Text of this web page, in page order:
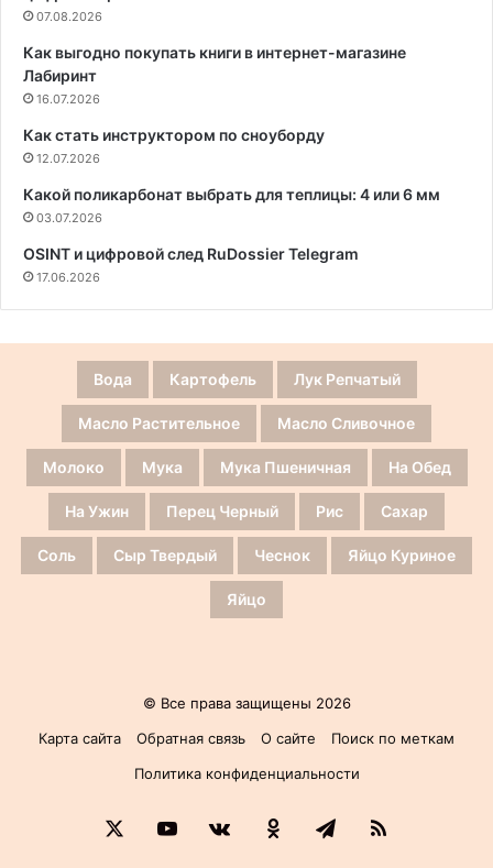
07.08.2026
Как выгодно покупать книги в интернет-магазине
Лабиринт
16.07.2026
Как стать инструктором по сноуборду
12.07.2026
Какой поликарбонат выбрать для теплицы: 4 или 6 мм
03.07.2026
OSINT и цифровой след RuDossier Telegram
17.06.2026
Вода Картофель Лук Репчатый
Масло Растительное Масло Сливочное
Молоко Мука Мука Пшеничная На Обед
На Ужин Перец Черный Рис Сахар
Соль Сыр Твердый Чеснок Яйцо Куриное
Яйцо
© Все права защищены 2026
Карта сайта
Обратная связь О сайте
Поиск по меткам
Политика конфиденциальности
YouTubevk.comОдноклассники
Telegram
RSS